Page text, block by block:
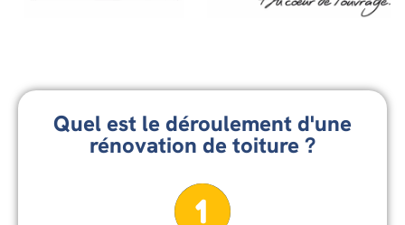
Quel est le déroulement d'une
rénovation de toiture ?